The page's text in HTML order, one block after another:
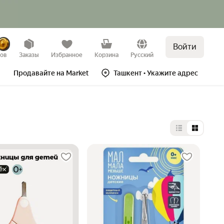
Заказы Избранное Корзина Русский
Войти
Продавайте на Market Ташкент• Укажите адрес
Выбор типа